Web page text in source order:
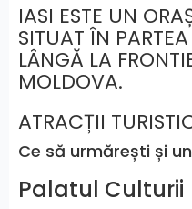
IASI ESTE UN
SITUAT ÎN
LÂNGĂ LA
MOLDOVA.
ATRACȚII
Ce să urmărești și
Palatul Culturii